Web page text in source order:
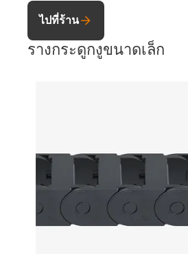
รางกระดูกงูขนาดเล็ก
ไปที่ร้าน